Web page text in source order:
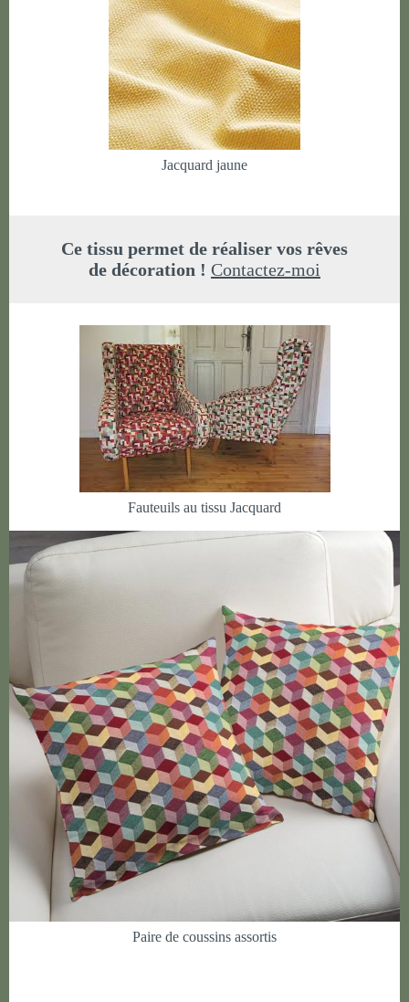
Jacquard jaune
Ce tissu permet de réaliser vos rêves
de décoration ! Contactez-moi
Fauteuils au tissu Jacquard
Paire de coussins assortis